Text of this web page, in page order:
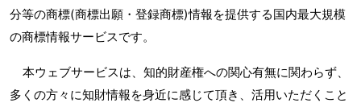
分等の商標(商標出願・登録商標)情報を提供する国内最大規模
の商標情報サービスです。
本ウェブサービスは、知的財産権への関心有無に関わらず、
多くの方々に知財情報を身近に感じて頂き、活用いただくこと